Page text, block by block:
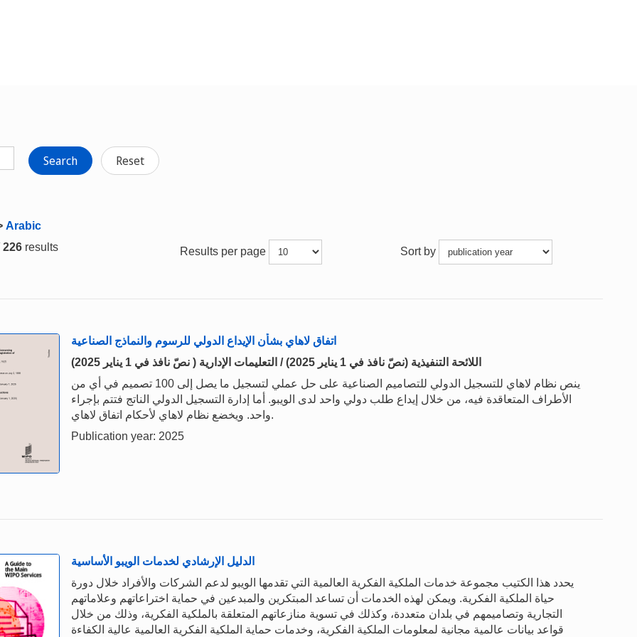
Search Reset
Arabic
226 results Results per page Sort by
اتفاق لاهاي بشأن الإيداع الدولي للرسوم والنماذج الصناعية
اللائحة التنفيذية (نصّ نافذ في 1 يناير 2025) / التعليمات الإدارية ( نصّ نافذ في 1 يناير 2025)
ينص نظام لاهاي للتسجيل الدولي للتصاميم الصناعية على حل عملي لتسجيل ما يصل إلى 100 تصميم في أي من
الأطراف المتعاقدة فيه، من خلال إيداع طلب دولي واحد لدى الويبو. أما إدارة التسجيل الدولي الناتج فتتم بإجراء
واحد. ويخضع نظام لاهاي لأحكام اتفاق لاهاي.
Publication year: 2025
الدليل الإرشادي لخدمات الويبو الأساسية
يحدد هذا الكتيب مجموعة خدمات الملكية الفكرية العالمية التي تقدمها الويبو لدعم الشركات والأفراد خلال دورة
حياة الملكية الفكرية. ويمكن لهذه الخدمات أن تساعد المبتكرين والمبدعين في حماية اختراعاتهم وعلاماتهم
التجارية وتصاميمهم في بلدان متعددة، وكذلك في تسوية منازعاتهم المتعلقة بالملكية الفكرية، وذلك من خلال
قواعد بيانات عالمية مجانية لمعلومات الملكية الفكرية، وخدمات حماية الملكية الفكرية العالمية عالية الكفاءة